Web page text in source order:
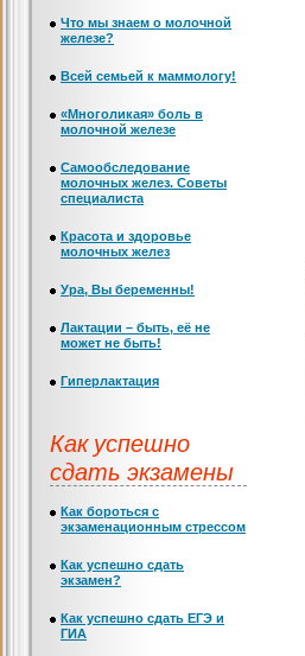
Что мы знаем о молочной
железе?
Всей семьей к маммологу!
«Многоликая» боль в
молочной железе
Самообследование
молочных желез. Советы
специалиста
Красота и здоровье
молочных желез
Ура, Вы беременны!
Лактации – быть, её не
может не быть!
Гиперлактация
Как успешно
сдать экзамены
Как бороться с
экзаменационным стрессом
Как успешно сдать
экзамен?
Как успешно сдать ЕГЭ и
ГИА